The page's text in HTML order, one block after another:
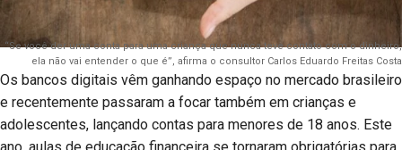
“Se você der uma conta para uma criança que nunca teve contato com o dinheiro,
ela não vai entender o que é”, afirma o consultor Carlos Eduardo Freitas Costa
Os bancos digitais vêm ganhando espaço no mercado brasileiro
e recentemente passaram a focar também em crianças e
adolescentes, lançando contas para menores de 18 anos. Este
ano, aulas de educação financeira se tornaram obrigatórias para